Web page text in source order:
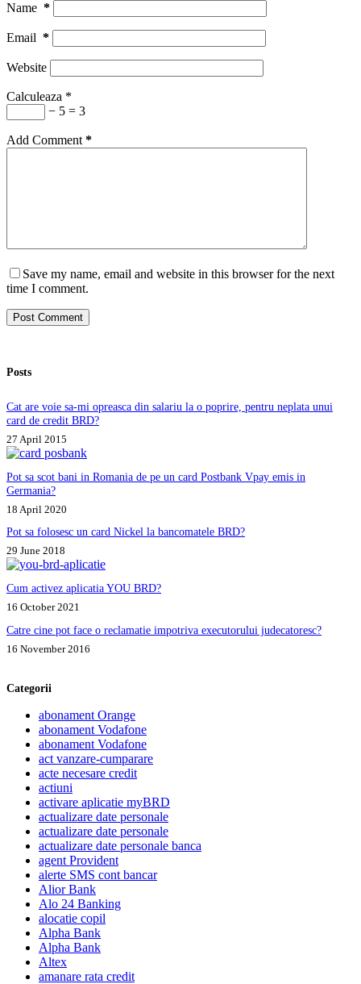
Name *
Email *
Website
Calculeaza *
− 5 = 3
Add Comment *
Save my name, email and website in this browser for the next
time I comment.
Post Comment
Posts
Cat are voie sa-mi opreasca din salariu la o poprire, pentru neplata unui
card de credit BRD?
27 April 2015
Pot sa scot bani in Romania de pe un card Postbank Vpay emis in
Germania?
18 April 2020
Pot sa folosesc un card Nickel la bancomatele BRD?
29 June 2018
Cum activez aplicatia YOU BRD?
16 October 2021
Catre cine pot face o reclamatie impotriva executorului judecatoresc?
16 November 2016
Categorii
abonament Orange
abonament Vodafone
abonament Vodafone
act vanzare-cumparare
acte necesare credit
actiuni
activare aplicatie myBRD
actualizare date personale
actualizare date personale
actualizare date personale banca
agent Provident
alerte SMS cont bancar
Alior Bank
Alo 24 Banking
alocatie copil
Alpha Bank
Alpha Bank
Altex
amanare rata credit